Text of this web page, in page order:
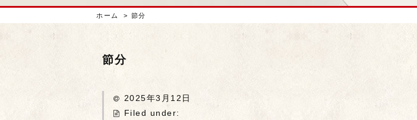
ホーム > 節分
節分
2025年3月12日
Filed under: